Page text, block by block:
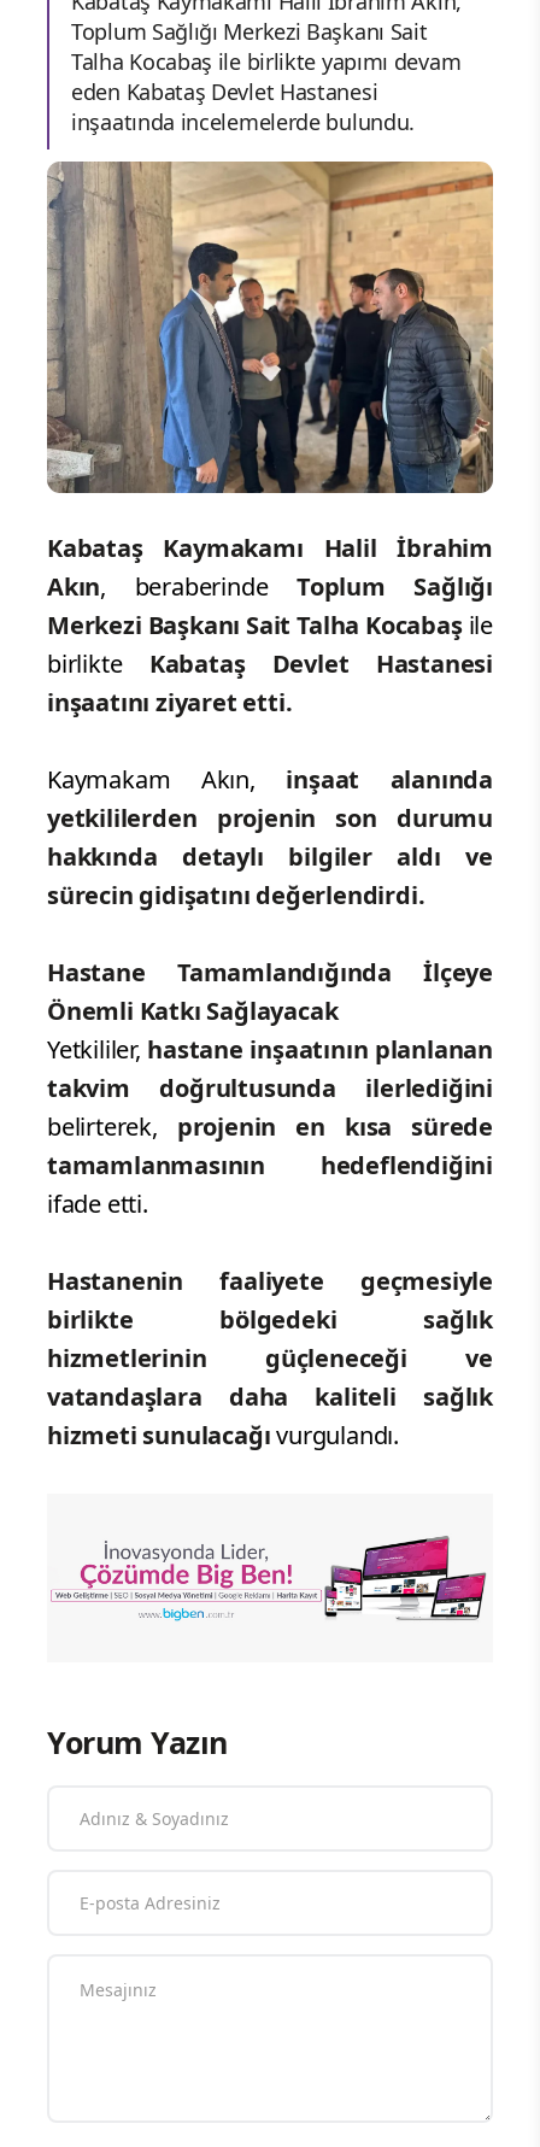
Toplum Sağlığı Merkezi Başkanı Sait
Talha Kocabaş ile birlikte yapımı devam
eden Kabataş Devlet Hastanesi
inşaatında incelemelerde bulundu.
Kabataş Kaymakamı Halil İbrahim
Akın, beraberinde Toplum Sağlığı
Merkezi Başkanı Sait Talha Kocabaşile
birlikte Kabataş Devlet Hastanesi
inşaatını ziyaret etti.
Kaymakam Akın, inşaat alanında
yetkililerden projenin son durumu
hakkında detaylı bilgiler aldı ve
sürecin gidişatını değerlendirdi.
Hastane Tamamlandığında İlçeye
Önemli Katkı Sağlayacak
Yetkililer, hastane inşaatının planlanan
takvim doğrultusunda ilerlediğini
belirterek, projenin en kısa sürede
tamamlanmasının hedeflendiğini
ifade etti.
Hastanenin faaliyete geçmesiyle
birlikte bölgedeki sağlık
hizmetlerinin güçleneceği ve
vatandaşlara daha kaliteli sağlık
hizmeti sunulacağıvurgulandı.
Yorum Yazın